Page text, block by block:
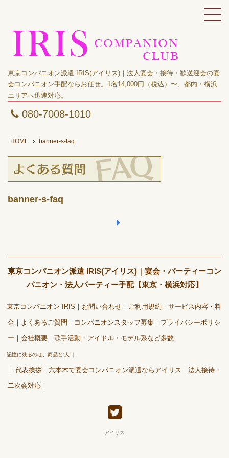
東京コンパニオン派遣 IRIS(アイリス)｜法人宴会・接待・歓送迎会の宴
会コンパニオン手配ならお任せ。1名14,000円（税込）〜、都内・横浜
エリアへ迅速対応。
080-7008-1010
HOME banner-s-faq
banner-s-faq
東京コンパニオン派遣 IRIS(アイリス)｜宴会・パーティーコン
パニオン・法人パーティー手配【東京・横浜対応】
東京コンパニオン IRIS お問い合わせ ご利用規約 サービス内容・料
金 よくあるご質問 コンパニオンスタッフ募集 プライバシーポリシ
ー 会社概要 歌手活動・アイドル・モデル系など多数
記憶に残るのは、商品と“人”
代表挨拶 六本木で宴会コンパニオン派遣ならアイリス｜法人接待・
二次会対応
アイリス